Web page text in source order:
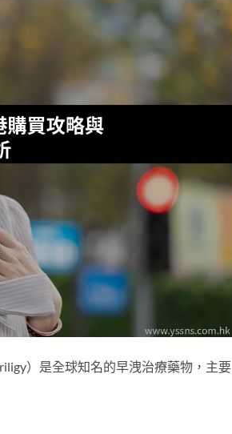
）是全球知名的早洩治療藥物，主要